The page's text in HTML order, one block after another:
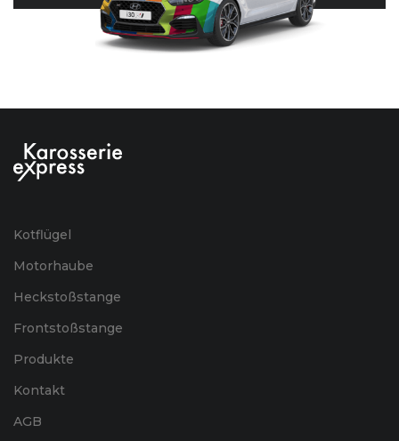
Kotflügel
Motorhaube
Heckstoßstange
Frontstoßstange
Produkte
Kontakt
AGB